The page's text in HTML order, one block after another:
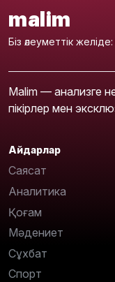
malim
Біз әлеуметтік желіде:
Malim — анализге
пікірлер мен
Айдарлар
Саясат
Аналитика
Қоғам
Мәдениет
Сұхбат
Спорт